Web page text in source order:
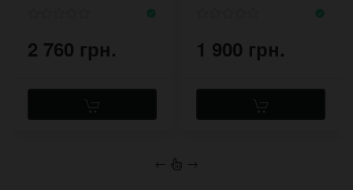
2 760 грн. 1 900 грн.
← →